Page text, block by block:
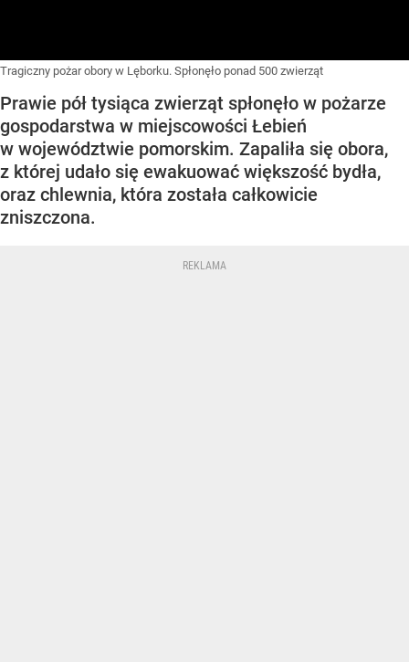
Tragiczny pożar obory w Lęborku. Spłonęło ponad 500 zwierząt
Prawie pół tysiąca zwierząt spłonęło w pożarze
gospodarstwa w miejscowości Łebień
w województwie pomorskim. Zapaliła się obora,
z której udało się ewakuować większość bydła,
oraz chlewnia, która została całkowicie
zniszczona.